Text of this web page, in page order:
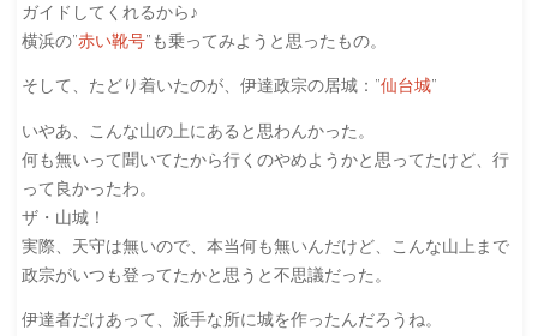
ガイドしてくれるから♪
横浜の”赤い靴号”も乗ってみようと思ったもの。
そして、たどり着いたのが、伊達政宗の居城：”仙台城”
いやあ、こんな山の上にあると思わんかった。
何も無いって聞いてたから行くのやめようかと思ってたけど、行
って良かったわ。
ザ・山城！
実際、天守は無いので、本当何も無いんだけど、こんな山上まで
政宗がいつも登ってたかと思うと不思議だった。
伊達者だけあって、派手な所に城を作ったんだろうね。